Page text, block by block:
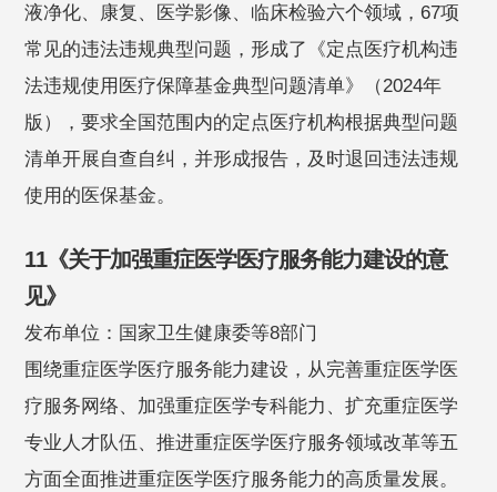
液净化、康复、医学影像、临床检验六个领域，67项
常见的违法违规典型问题，形成了《定点医疗机构违
法违规使用医疗保障基金典型问题清单》（2024年
版），要求全国范围内的定点医疗机构根据典型问题
清单开展自查自纠，并形成报告，及时退回违法违规
使用的医保基金。
11《关于加强重症医学医疗服务能力建设的意
见》
发布单位：国家卫生健康委等8部门
围绕重症医学医疗服务能力建设，从完善重症医学医
疗服务网络、加强重症医学专科能力、扩充重症医学
专业人才队伍、推进重症医学医疗服务领域改革等五
方面全面推进重症医学医疗服务能力的高质量发展。